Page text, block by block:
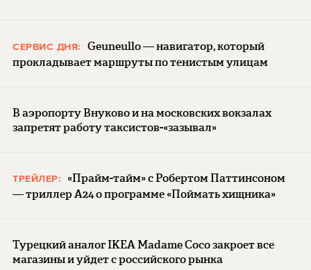
СЕРВИС ДНЯ:
Geuneullo — навигатор, который
прокладывает маршруты по тенистым улицам
В аэропорту Внуково и на московских вокзалах
запретят работу таксистов-«зазывал»
ТРЕЙЛЕР:
«Прайм-тайм» с Робертом Паттинсоном
— триллер A24 о программе «Поймать хищника»
Турецкий аналог IKEA Madame Coco закроет все
магазины и уйдет с российского рынка